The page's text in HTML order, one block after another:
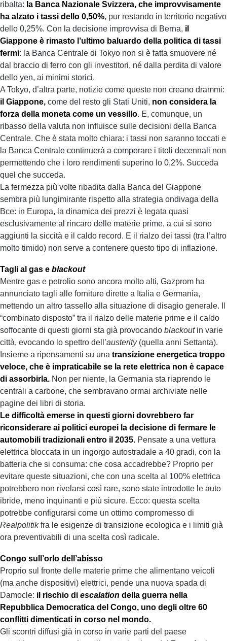
ribalta: la Banca Nazionale Svizzera, che improvvisamente
ha alzato i tassi dello 0,50%, pur restando in territorio negativo
dello 0,25%. Con la decisione improvvisa di Berna, il
Giappone è rimasto l’ultimo baluardo della politica di tassi
fermi: la Banca Centrale di Tokyo non si è fatta smuovere né
dal braccio di ferro con gli investitori, né dalla perdita di valore
dello yen, ai minimi storici.
A Tokyo, d’altra parte, notizie come queste non creano drammi:
il Giappone, come del resto gli Stati Uniti, non considera la
forza della moneta come un vessillo. E, comunque, un
ribasso della valuta non influisce sulle decisioni della Banca
Centrale. Che è stata molto chiara: i tassi non saranno toccati e
la Banca Centrale continuerà a comperare i titoli decennali non
permettendo che i loro rendimenti superino lo 0,2%. Succeda
quel che succeda.
La fermezza più volte ribadita dalla Banca del Giappone
sembra più lungimirante rispetto alla strategia ondivaga della
Bce: in Europa, la dinamica dei prezzi è legata quasi
esclusivamente al rincaro delle materie prime, a cui si sono
aggiunti la siccità e il caldo record. E il rialzo dei tassi (tra l’altro
molto timido) non serve a contenere questo tipo di inflazione.
Tagli al gas e blackout
Mentre gas e petrolio sono ancora molto alti, Gazprom ha
annunciato tagli alle forniture dirette a Italia e Germania,
mettendo un altro tassello alla situazione di disagio generale. Il
“combinato disposto” tra il rialzo delle materie prime e il caldo
soffocante di questi giorni sta già provocando blackoutin varie
città, evocando lo spettro dell’austerity(quella anni Settanta).
Insieme a ripensamenti su una transizione energetica troppo
veloce, che è impraticabile se la rete elettrica non è capace
di assorbirla. Non per niente, la Germania sta riaprendo le
centrali a carbone, che sembravano ormai archiviate nelle
pagine dei libri di storia.
Le difficoltà emerse in questi giorni dovrebbero far
riconsiderare ai politici europei la decisione di fermare le
automobili tradizionali entro il 2035. Pensate a una vettura
elettrica bloccata in un ingorgo autostradale a 40 gradi, con la
batteria che si consuma: che cosa accadrebbe? Proprio per
evitare queste situazioni, che con una scelta al 100% elettrica
potrebbero non rivelarsi così rare, sono state introdotte le auto
ibride, meno inquinanti e più sicure. Ecco: questa scelta
potrebbe configurarsi come un ottimo compromesso di
Realpolitikfra le esigenze di transizione ecologica e i limiti già
ora preventivabili di una scelta così radicale.
Congo sull’orlo dell’abisso
Proprio sul fronte delle materie prime che alimentano veicoli
(ma anche dispositivi) elettrici, pende una nuova spada di
Damocle: il rischio di escalation della guerra nella
Repubblica Democratica del Congo, uno degli oltre 60
conflitti dimenticati in corso nel mondo.
Gli scontri diffusi già in corso in varie parti del paese